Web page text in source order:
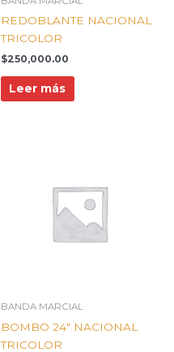
REDOBLANTE NACIONAL
TRICOLOR
$250,000.00
Leer más
BANDA MARCIAL
BOMBO 24″ NACIONAL
TRICOLOR